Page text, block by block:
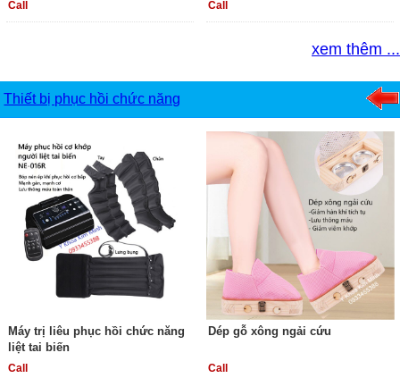
Call Call
xem thêm ...
Thiết bị phục hồi chức năng
Máy trị liêu phục hồi chức năng
liệt tai biến
Call
Dép gỗ xông ngải cứu
Call